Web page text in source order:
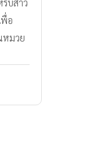
บสาว
อ
หมวย